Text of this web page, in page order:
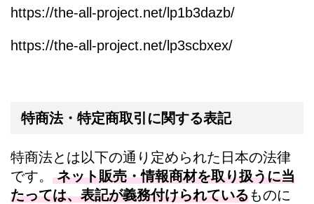
https://the-all-project.net/lp1b3dazb/
https://the-all-project.net/lp3scbxex/
特商法・特定商取引に関する表記
特商法とは以下の通り定められた日本の法律
です。 ネット販売・情報商材を取り扱うに当
たっては、表記が義務付けられているものに